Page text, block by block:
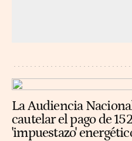
La Audiencia
cautelar el pago de
'impuestazo'